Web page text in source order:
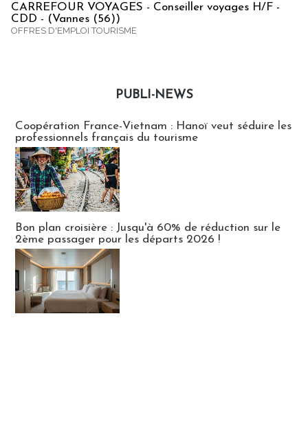
CARREFOUR VOYAGES - Conseiller voyages H/F -
CDD - (Vannes (56))
OFFRES D'EMPLOI TOURISME
PUBLI-NEWS
Coopération France-Vietnam : Hanoï veut séduire les
professionnels français du tourisme
Bon plan croisière : Jusqu'à 60% de réduction sur le
2ème passager pour les départs 2026 !